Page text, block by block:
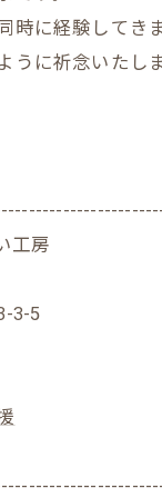
時に経験してき
うに祈念いたしま
工房
3-5